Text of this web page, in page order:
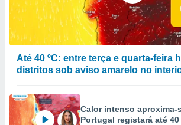
num
para
utilizar
criar
Até 40 ºC: entre terça e quarta-feira
distritos sob aviso amarelo no
Calor intenso
Portugal registará até 40